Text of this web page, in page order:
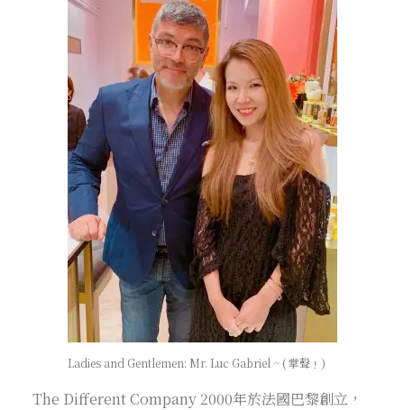
Ladies and Gentlemen: Mr. Luc Gabriel ~ ( 掌聲﹗)
The Different Company 2000年於法國巴黎創立，